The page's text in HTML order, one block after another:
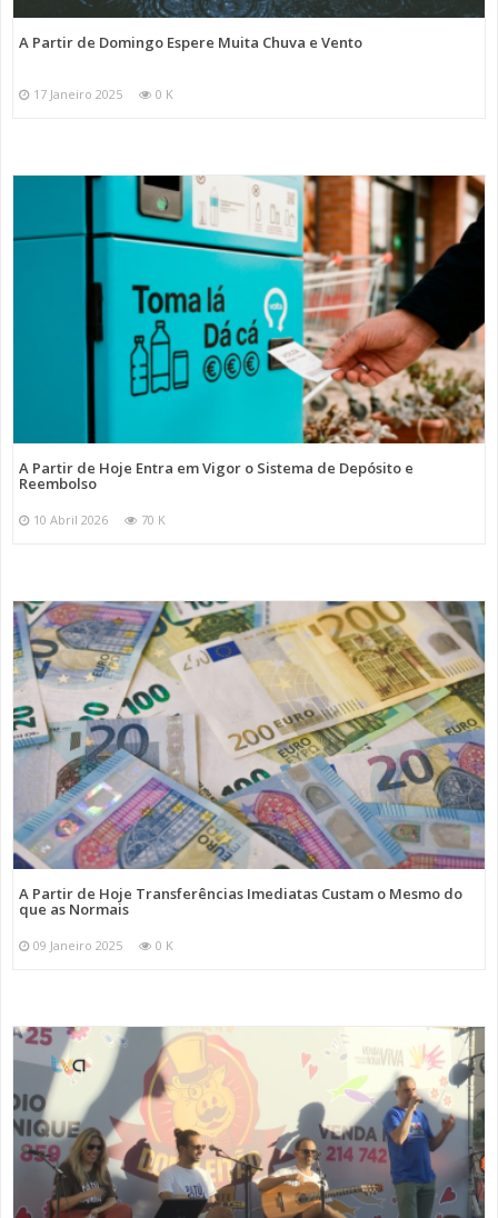
A Partir de Domingo Espere Muita Chuva e Vento
17 Janeiro 2025 0 K
A Partir de Hoje Entra em Vigor o Sistema de Depósito e
Reembolso
10 Abril 2026 70 K
A Partir de Hoje Transferências Imediatas Custam o Mesmo do
que as Normais
09 Janeiro 2025 0 K